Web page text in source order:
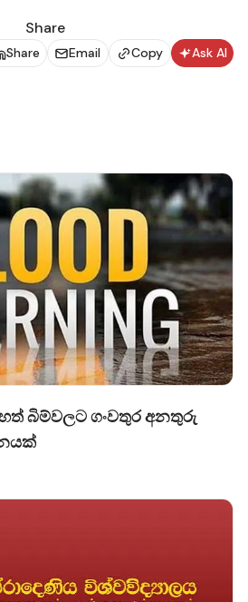
Share
Share Email Copy Ask AI
බිම්වලට ගංවතුර අනතුරු